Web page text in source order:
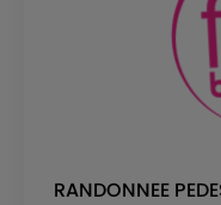
RANDONNEE